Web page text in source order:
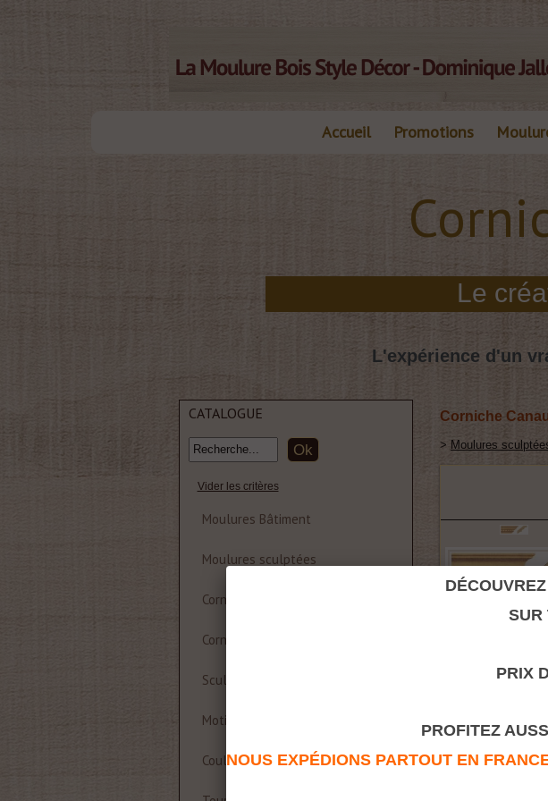
Accueil Promotions
bois
L'expérience d'un
Corniche
> Moulures
CATALOGUE
Vider les critères
Moulures Bâtiment
Moulures sculptées
Corniche et rosace polyuréthane
Corniches Bois
Sculptures
Motifs décoratifs Bois & Résine
Coulisses de table
SUR
PRIX
PROFITEZ
NOUS EXPÉDIONS PARTOUT EN